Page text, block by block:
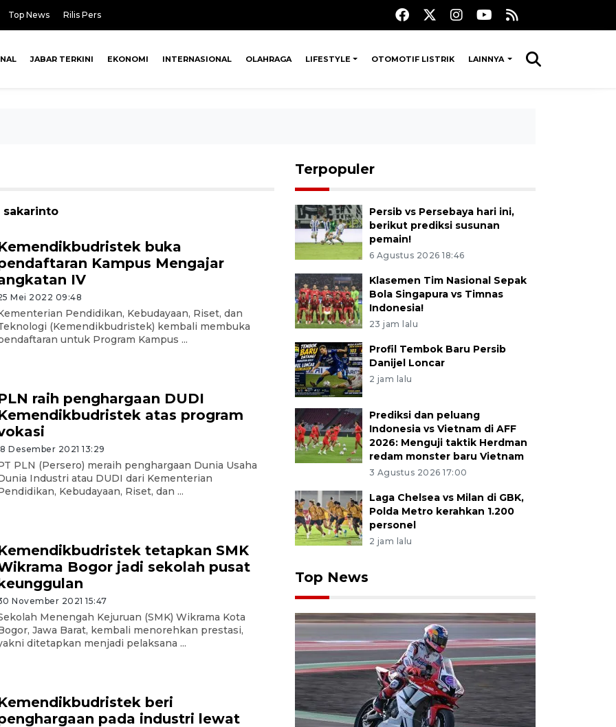
Top News Rilis Pers
JABAR TERKINI EKONOMI INTERNASIONAL OLAHRAGA LIFESTYLE OTOMOTIF LISTRIK LAINNYA
sakarinto
buka
Kampus Mengajar
IV
Mei 2022 09:48
Pendidikan, Kebudayaan, Riset, dan
(Kemendikbudristek) kembali membuka
untuk Program Kampus ...
raih penghargaan DUDI
atas program
Desember 2021 13:29
PLN (Persero) meraih penghargaan Dunia Usaha
Industri atau DUDI dari Kementerian
Kebudayaan, Riset, dan ...
tetapkan SMK
Bogor jadi sekolah pusat
November 2021 15:47
Menengah Kejuruan (SMK) Wikrama Kota
Jawa Barat, kembali menorehkan prestasi,
ditetapkan menjadi pelaksana ...
beri
pada industri lewat
Terpopuler
Persib vs Persebaya hari ini,
berikut prediksi susunan
pemain!
6 Agustus 2026 18:46
Klasemen Tim Nasional Sepak
Bola Singapura vs Timnas
Indonesia!
23 jam lalu
Profil Tembok Baru Persib
Danijel Loncar
2 jam lalu
Prediksi dan peluang
Indonesia vs Vietnam di AFF
2026: Menguji taktik Herdman
redam monster baru Vietnam
3 Agustus 2026 17:00
Laga Chelsea vs Milan di GBK,
Polda Metro kerahkan 1.200
personel
2 jam lalu
Top News